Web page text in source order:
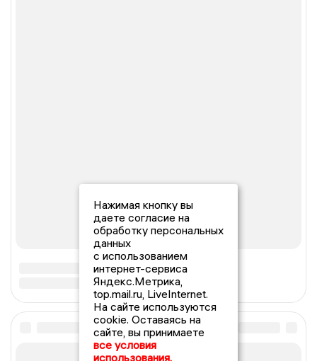
Нажимая кнопку вы
даете согласие на
обработку персональных
данных
с использованием
интернет-сервиса
Яндекс.Метрика,
top.mail.ru, LiveInternet.
На сайте используются
cookie. Оставаясь на
сайте, вы принимаете
все условия
использования.